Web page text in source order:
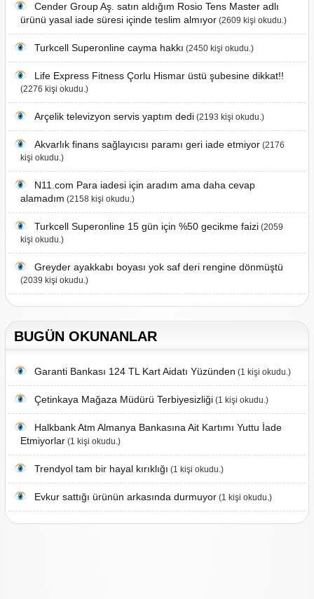
Cender Group Aş. satın aldığım Rosio Tens Master adlı
ürünü yasal iade süresi içinde teslim almıyor(2609 kişi okudu.)
Turkcell Superonline cayma hakkı (2450 kişi okudu.)
Life Express Fitness Çorlu Hismar üstü şubesine dikkat!!
(2276 kişi okudu.)
Arçelik televizyon servis yaptım dedi(2193 kişi okudu.)
Akvarlık finans sağlayıcısı paramı geri iade etmiyor(2176
kişi okudu.)
N11.com Para iadesi için aradım ama daha cevap
alamadım (2158 kişi okudu.)
Turkcell Superonline 15 gün için %50 gecikme faizi(2059
kişi okudu.)
Greyder ayakkabı boyası yok saf deri rengine dönmüştü
(2039 kişi okudu.)
BUGÜN OKUNANLAR
Garanti Bankası 124 TL Kart Aidatı Yüzünden (1 kişi okudu.)
Çetinkaya Mağaza Müdürü Terbiyesizliği(1 kişi okudu.)
Halkbank Atm Almanya Bankasına Ait Kartımı Yuttu İade
Etmiyorlar(1 kişi okudu.)
Trendyol tam bir hayal kırıklığı (1 kişi okudu.)
Evkur sattığı ürünün arkasında durmuyor(1 kişi okudu.)